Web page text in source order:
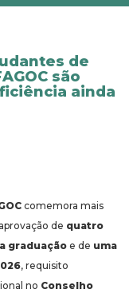
de
são
ainda
comemora mais
de quatro
graduação e de uma
, requisito
no Conselho